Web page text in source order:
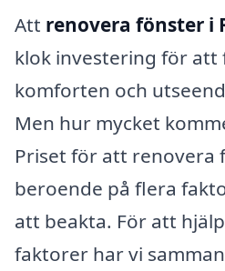
Att renovera fönster i
klok investering för
komforten och
Men hur mycket
Priset för att renovera
beroende på flera
att beakta. För att
faktorer har vi